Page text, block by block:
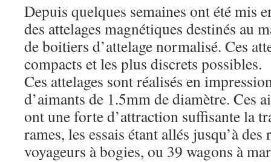
Depuis quelques semaines ont été mis
des attelages magnétiques destinés au
de boitiers d’attelage normalisé. Ces
compacts et les plus discrets possibles.
Ces attelages sont réalisés en
d’aimants de 1.5mm de diamètre. Ces
ont une forte d’attraction suffisante la
rames, les essais étant allés jusqu’à
voyageurs à bogies, ou 39 wagons à